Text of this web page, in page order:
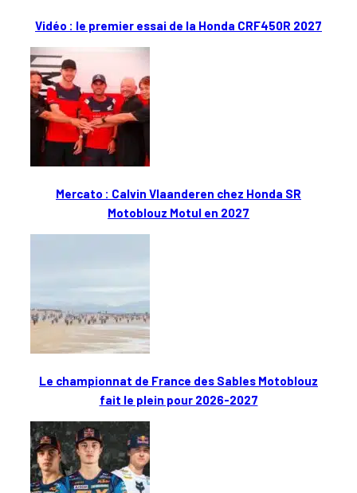
Vidéo : le premier essai de la Honda CRF450R 2027
Mercato : Calvin Vlaanderen chez Honda SR
Motoblouz Motul en 2027
Le championnat de France des Sables Motoblouz
fait le plein pour 2026-2027